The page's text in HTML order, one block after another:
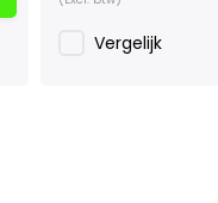
Vergelijk